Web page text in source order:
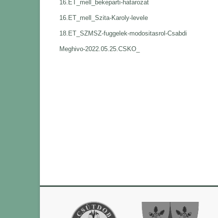
16.ET_mell_bekeparti-hatarozat
16.ET_mell_Szita-Karoly-levele
18.ET_SZMSZ-fuggelek-modositasrol-Csabdi
Meghivo-2022.05.25.CSKO_